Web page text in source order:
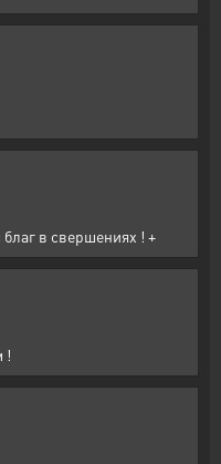
в свершениях ! +
!